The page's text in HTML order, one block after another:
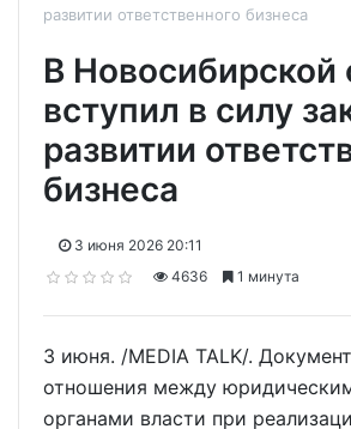
развитии ответственного бизнеса
В Новосибирской
вступил в силу
развитии
бизнеса
3 июня 2026 20:11
4636
1 минута
3 июня. /MEDIA TALK/.
отношения между
органами власти при